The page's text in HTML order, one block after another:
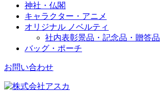
神社・仏閣
キャラクター・アニメ
オリジナル ノベルティ
社内表彰景品・記念品・贈答品
バッグ・ポーチ
お問い合わせ